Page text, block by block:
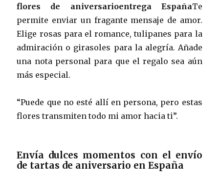
flores de aniversarioentrega EspañaTe
permite enviar un fragante mensaje de amor.
Elige rosas para el romance, tulipanes para la
admiración o girasoles para la alegría. Añade
una nota personal para que el regalo sea aún
más especial.
“Puede que no esté allí en persona, pero estas
flores transmiten todo mi amor hacia ti”.
Envía dulces momentos con el envío
de tartas de aniversario en España